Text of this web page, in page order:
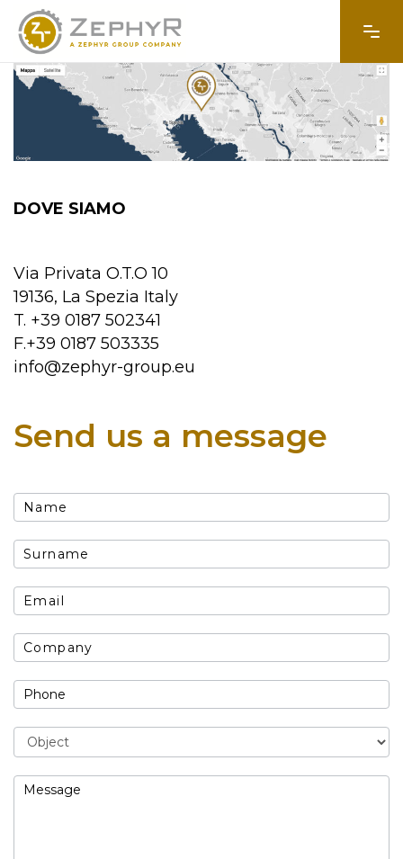
DOVE SIAMO
Via Privata O.T.O 10
19136, La Spezia Italy
T. +39 0187 502341
F.+39 0187 503335
info@zephyr-group.eu
Send us a message
CONTATTI